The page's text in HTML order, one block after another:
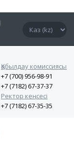
Қабылдау комиссиясы
+7 (700) 956-98-91
+7 (7182) 67-37-37
Ректор кеңсесі
+7 (7182) 67-35-35